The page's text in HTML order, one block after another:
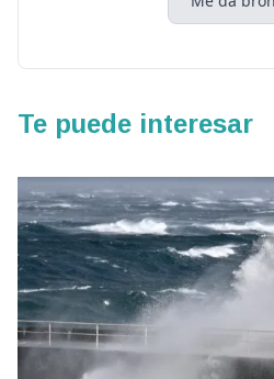
Te puede interesar